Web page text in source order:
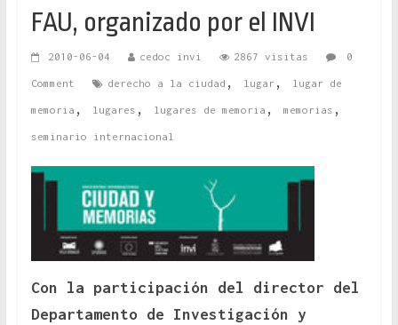
FAU, organizado por el INVI
2010-06-04 cedoc invi 2867 visitas 0
Comment derecho a la ciudad , lugar, lugar de
memoria , lugares , lugares de memoria , memorias ,
seminario internacional
Con la participación del director del
Departamento de Investigación y